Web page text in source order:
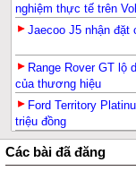
nghiệm thực tế trên
Jaecoo J5 nhận
Range Rover GT lộ
của thương hiệu
Ford Territory
triệu đồng
Các bài đã đăng